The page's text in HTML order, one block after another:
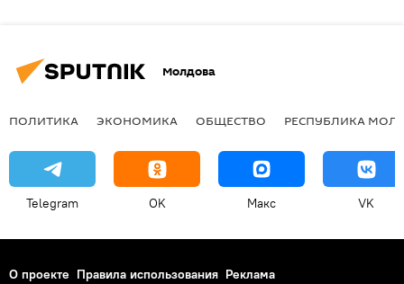
Молдова
ПОЛИТИКА ЭКОНОМИКА ОБЩЕСТВО РЕСПУБЛИКА
Telegram OK Макс VK
О проекте Правила использования Реклама